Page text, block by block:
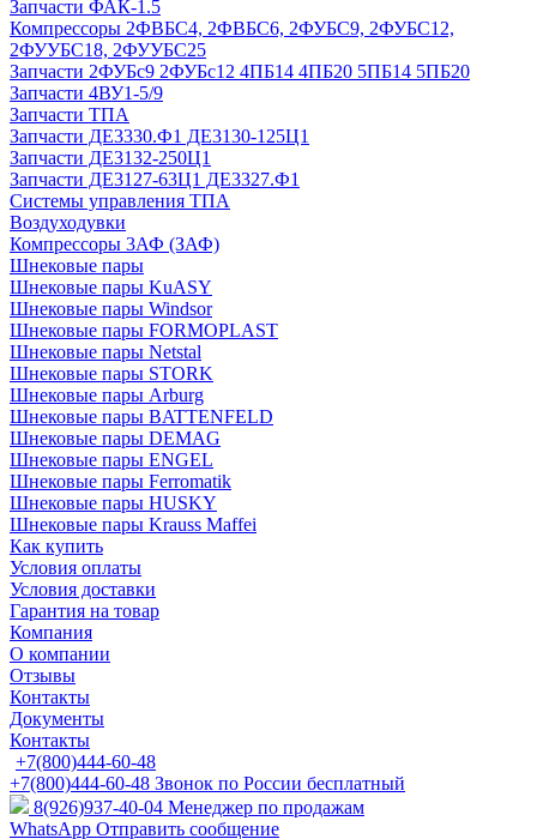
Запчасти ФАК-1.5
Компрессоры 2ФВБС4, 2ФВБС6, 2ФУБС9, 2ФУБС12,
2ФУУБС18, 2ФУУБС25
Запчасти 2ФУБс9 2ФУБс12 4ПБ14 4ПБ20 5ПБ14 5ПБ20
Запчасти 4ВУ1-5/9
Запчасти ТПА
Запчасти ДЕ3330.Ф1 ДЕ3130-125Ц1
Запчасти ДЕ3132-250Ц1
Запчасти ДЕ3127-63Ц1 ДЕ3327.Ф1
Системы управления ТПА
Воздуходувки
Компрессоры 3АФ (ЗАФ)
Шнековые пары
Шнековые пары KuASY
Шнековые пары Windsor
Шнековые пары FORMOPLAST
Шнековые пары Netstal
Шнековые пары STORK
Шнековые пары Arburg
Шнековые пары BATTENFELD
Шнековые пары DEMAG
Шнековые пары ENGEL
Шнековые пары Ferromatik
Шнековые пары HUSKY
Шнековые пары Krauss Maffei
Как купить
Условия оплаты
Условия доставки
Гарантия на товар
Компания
О компании
Отзывы
Контакты
Документы
Контакты
+7(800)444-60-48
+7(800)444-60-48 Звонок по России бесплатный
8(926)937-40-04 Менеджер по продажам
WhatsApp Отправить сообщение